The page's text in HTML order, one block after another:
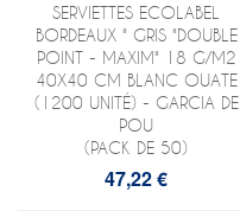
SERVIETTES ECOLABEL
BORDEAUX " GRIS "DOUBLE
POINT - MAXIM" 18 G/M2
40X40 CM BLANC OUATE
(1200 UNITÉ) - GARCIA DE
POU
(PACK DE 50)
47,22 €